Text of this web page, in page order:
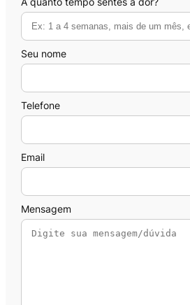
Seu nome
Telefone
Email
Mensagem